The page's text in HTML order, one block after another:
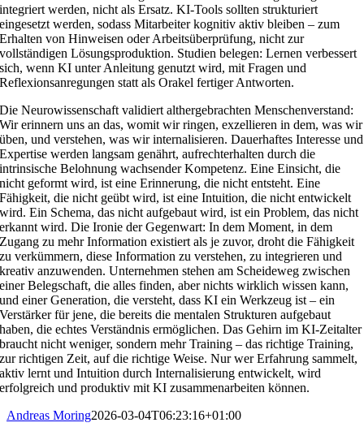
integriert werden, nicht als Ersatz. KI-Tools sollten strukturiert
eingesetzt werden, sodass Mitarbeiter kognitiv aktiv bleiben – zum
Erhalten von Hinweisen oder Arbeitsüberprüfung, nicht zur
vollständigen Lösungsproduktion. Studien belegen: Lernen verbessert
sich, wenn KI unter Anleitung genutzt wird, mit Fragen und
Reflexionsanregungen statt als Orakel fertiger Antworten.
Die Neurowissenschaft validiert althergebrachten Menschenverstand:
Wir erinnern uns an das, womit wir ringen, exzellieren in dem, was wir
üben, und verstehen, was wir internalisieren. Dauerhaftes Interesse und
Expertise werden langsam genährt, aufrechterhalten durch die
intrinsische Belohnung wachsender Kompetenz. Eine Einsicht, die
nicht geformt wird, ist eine Erinnerung, die nicht entsteht. Eine
Fähigkeit, die nicht geübt wird, ist eine Intuition, die nicht entwickelt
wird. Ein Schema, das nicht aufgebaut wird, ist ein Problem, das nicht
erkannt wird. Die Ironie der Gegenwart: In dem Moment, in dem
Zugang zu mehr Information existiert als je zuvor, droht die Fähigkeit
zu verkümmern, diese Information zu verstehen, zu integrieren und
kreativ anzuwenden. Unternehmen stehen am Scheideweg zwischen
einer Belegschaft, die alles finden, aber nichts wirklich wissen kann,
und einer Generation, die versteht, dass KI ein Werkzeug ist – ein
Verstärker für jene, die bereits die mentalen Strukturen aufgebaut
haben, die echtes Verständnis ermöglichen. Das Gehirn im KI-Zeitalter
braucht nicht weniger, sondern mehr Training – das richtige Training,
zur richtigen Zeit, auf die richtige Weise. Nur wer Erfahrung sammelt,
aktiv lernt und Intuition durch Internalisierung entwickelt, wird
erfolgreich und produktiv mit KI zusammenarbeiten können.
Andreas Moring2026-03-04T06:23:16+01:00